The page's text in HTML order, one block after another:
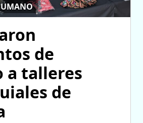
de
a talleres
de